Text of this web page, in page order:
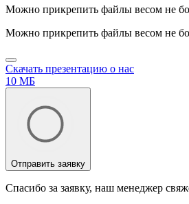
Можно прикрепить файлы весом не
Можно прикрепить файлы весом не
Скачать презентацию о нас
10 МБ
Отправить заявку
Спасибо за заявку, наш менеджер